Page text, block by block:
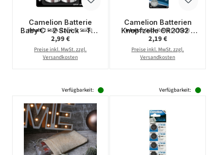
Camelion Batterie
Baby C - 2 Stück - Typ:
LR14 - 1,5V - Plus
Alkaline - High Energy
Inhalt:2 Stück(1,50 € / 1 Stück)
Regulärer Preis:
2,99 €
Preise inkl. MwSt. zzgl.
Versandkosten
Camelion Batterien
Knopfzelle CR2032 -
Lithium - 5 Stück - 3V
Inhalt:5 Stück(0,44 € / 1 Stück)
Regulärer Preis:
2,19 €
Preise inkl. MwSt. zzgl.
Versandkosten
Verfügbarkeit: Verfügbarkeit: